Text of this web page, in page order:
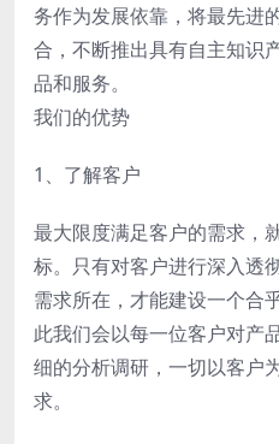
务作为发展依靠，将最先进
合，不断推出具有自主知识
品和服务。
我们的优势
1、了解客户
最大限度满足客户的需求，
标。只有对客户进行深入透
需求所在，才能建设一个合
此我们会以每一位客户对产
细的分析调研，一切以客户
求。